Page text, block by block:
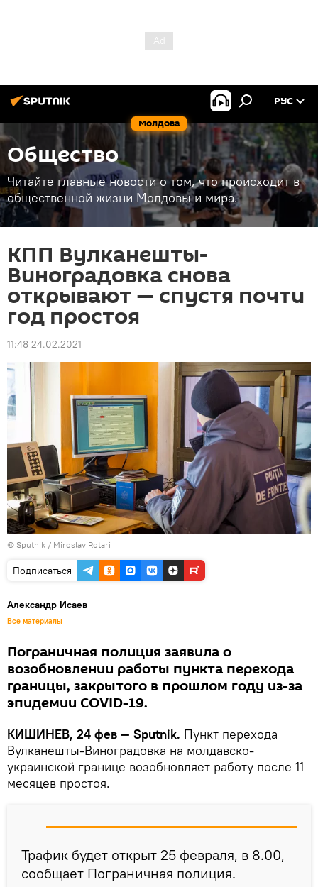
Молдова
РУС
Общество
Читайте главные новости о том, что происходит в
общественной жизни Молдовы и мира.
КПП Вулканешты-
Виноградовка снова
открывают — спустя почти
год простоя
11:48 24.02.2021
© Sputnik / Miroslav Rotari
Подписаться
Александр Исаев
Все материалы
Пограничная полиция заявила о
возобновлении работы пункта перехода
границы, закрытого в прошлом году из-за
эпидемии COVID-19.
КИШИНЕВ, 24 фев — Sputnik. Пункт перехода
Вулканешты-Виноградовка на молдавско-
украинской границе возобновляет работу после 11
месяцев простоя.
Трафик будет открыт 25 февраля, в 8.00,
сообщает Пограничная полиция.